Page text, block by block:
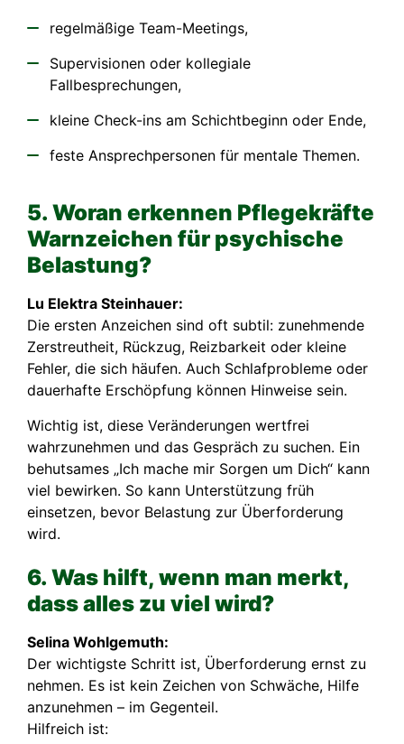
regelmäßige Team-Meetings,
Supervisionen oder kollegiale
Fallbesprechungen,
kleine Check-ins am Schichtbeginn oder Ende,
feste Ansprechpersonen für mentale Themen.
5. Woran erkennen Pflegekräfte
Warnzeichen für psychische
Belastung?
Lu Elektra Steinhauer:
Die ersten Anzeichen sind oft subtil: zunehmende
Zerstreutheit, Rückzug, Reizbarkeit oder kleine
Fehler, die sich häufen. Auch Schlafprobleme oder
dauerhafte Erschöpfung können Hinweise sein.
Wichtig ist, diese Veränderungen wertfrei
wahrzunehmen und das Gespräch zu suchen. Ein
behutsames „Ich mache mir Sorgen um Dich“ kann
viel bewirken. So kann Unterstützung früh
einsetzen, bevor Belastung zur Überforderung
wird.
6. Was hilft, wenn man merkt,
dass alles zu viel wird?
Selina Wohlgemuth:
Der wichtigste Schritt ist, Überforderung ernst zu
nehmen. Es ist kein Zeichen von Schwäche, Hilfe
anzunehmen – im Gegenteil.
Hilfreich ist: